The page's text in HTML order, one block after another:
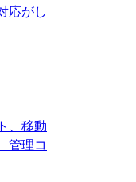
応がし
、移動
管理コ